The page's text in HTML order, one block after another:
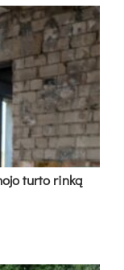
turto rinką